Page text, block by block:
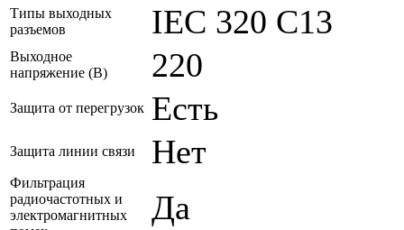
Типы выходных
разъемов
IEC 320 C13
Выходное
напряжение (В)
220
Защита от перегрузок Есть
Защита линии связи Нет
Фильтрация
радиочастотных и
электромагнитных
Да